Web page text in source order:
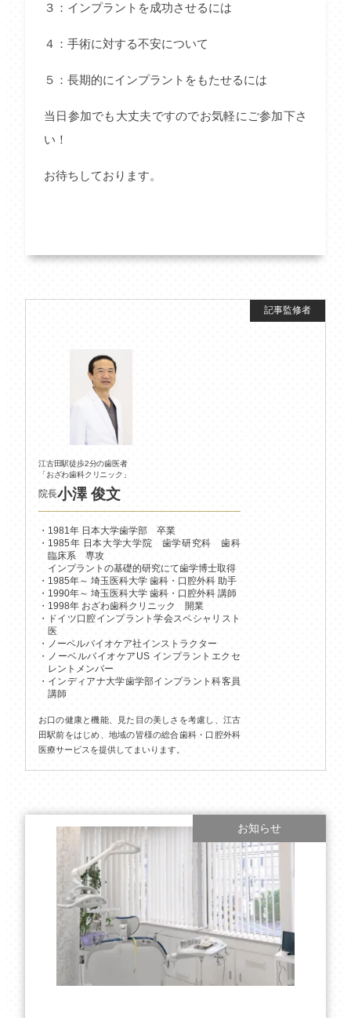
３：インプラントを成功させるには
４：手術に対する不安について
５：長期的にインプラントをもたせるには
当日参加でも大丈夫ですのでお気軽にご参加下さ
い！
お待ちしております。
江古田駅徒歩2分の歯医者
「おざわ歯科クリニック」
院長小澤 俊文
1981年 日本大学歯学部 卒業
1985年 日本大学大学院 歯学研究科 歯科
臨床系 専攻
インプラントの基礎的研究にて歯学博士取得
1985年～ 埼玉医科大学 歯科・口腔外科 助手
1990年～ 埼玉医科大学 歯科・口腔外科 講師
1998年 おざわ歯科クリニック 開業
ドイツ口腔インプラント学会スペシャリスト
医
ノーベルバイオケア社インストラクター
ノーベルバイオケアUS インプラントエクセ
レントメンバー
インディアナ大学歯学部インプラント科客員
講師
お口の健康と機能、見た目の美しさを考慮し、江古
田駅前をはじめ、地域の皆様の総合歯科・口腔外科
医療サービスを提供してまいります。
お知らせ